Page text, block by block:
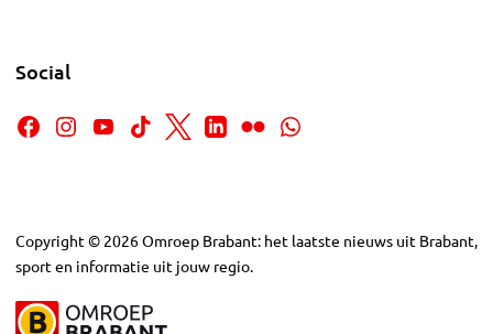
Social
Copyright © 2026Omroep Brabant: het laatste nieuws uit Brabant,
sport en informatie uit jouw regio.